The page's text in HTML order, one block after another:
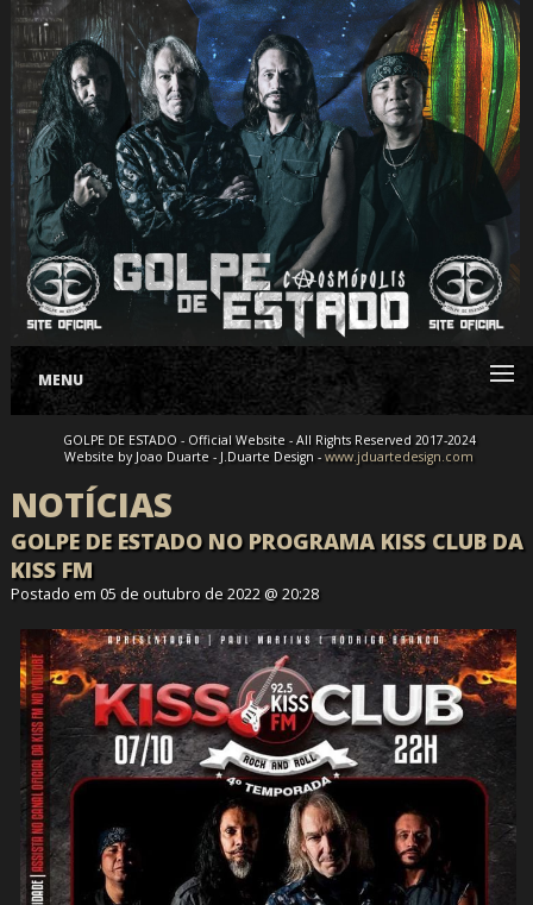
MENU
GOLPE DE ESTADO - Official Website - All Rights Reserved 2017-2024
Website by Joao Duarte - J.Duarte Design -www.jduartedesign.com
NOTÍCIAS
GOLPE DE ESTADO NO PROGRAMA KISS CLUB DA
KISS FM
Postado em 05 de outubro de 2022 @ 20:28